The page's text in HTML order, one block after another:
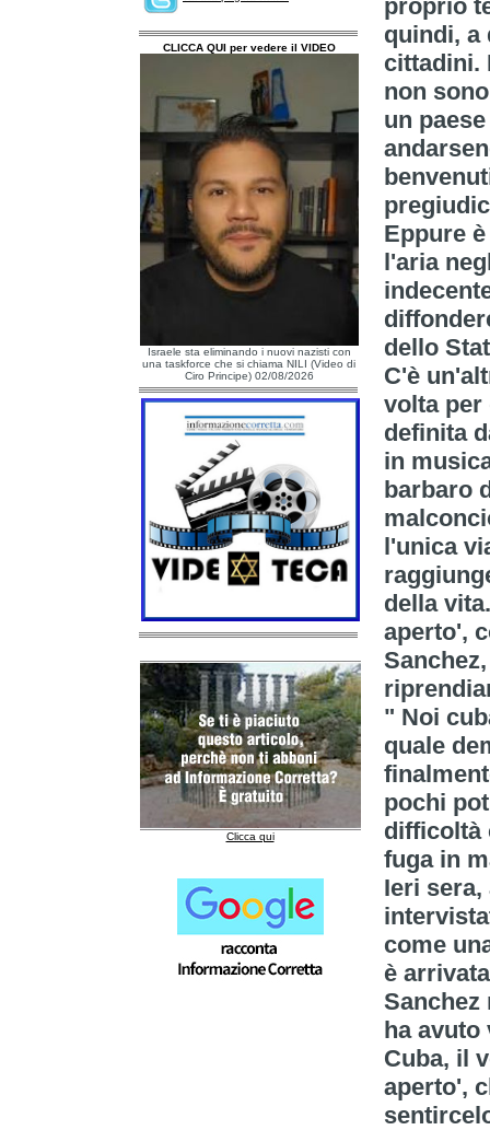
CLICCA QUI per vedere il VIDEO
Israele sta eliminando i nuovi nazisti con
una taskforce che si chiama NILI (Video di
Ciro Principe) 02/08/2026
Clicca qui
proprio
quindi, a
cittadini.
non
un
Eppure
l'aria
dello
C'è
volta per
definita
in
barbaro
l'unica
della
aperto',
" Noi
quale
pochi
difficoltà
fuga in
Ieri sera,
come
è
Sanchez
ha avuto
Cuba, il
aperto',